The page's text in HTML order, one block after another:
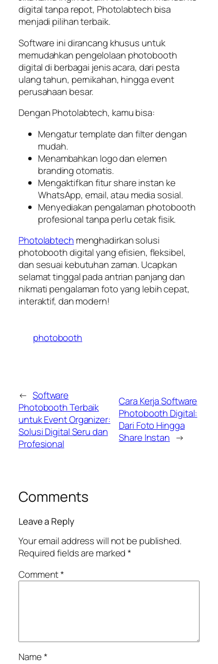
digital tanpa repot, Photolabtech bisa
menjadi pilihan terbaik.
Software ini dirancang khusus untuk
memudahkan pengelolaan photobooth
digital di berbagai jenis acara, dari pesta
ulang tahun, pernikahan, hingga event
perusahaan besar.
Dengan Photolabtech, kamu bisa:
Mengatur template dan filter dengan
mudah.
Menambahkan logo dan elemen
branding otomatis.
Mengaktifkan fitur share instan ke
WhatsApp, email, atau media sosial.
Menyediakan pengalaman photobooth
profesional tanpa perlu cetak fisik.
Photolabtech menghadirkan solusi
photobooth digital yang efisien, fleksibel,
dan sesuai kebutuhan zaman. Ucapkan
selamat tinggal pada antrian panjang dan
nikmati pengalaman foto yang lebih cepat,
interaktif, dan modern!
photobooth
← Software
Photobooth Terbaik
untuk Event Organizer:
Solusi Digital Seru dan
Profesional
Cara Kerja Software
Photobooth Digital:
Dari Foto Hingga
Share Instan →
Comments
Leave a Reply
Your email address will not be published.
Required fields are marked*
Comment*
Name*